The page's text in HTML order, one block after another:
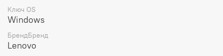
Ключ OS
Windows
БрендБренд
Lenovo